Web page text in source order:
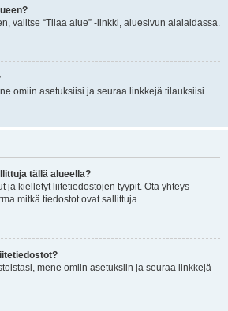
valitse “Tilaa alue” -linkki, aluesivun alalaidassa.
omiin asetuksiisi ja seuraa linkkejä tilauksiisi.
tällä alueella?
ja kielletyt liitetiedostojen tyypit. Ota yhteys
mitkä tiedostot ovat sallittuja..
mene omiin asetuksiin ja seuraa linkkejä